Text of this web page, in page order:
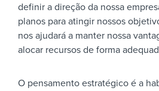
definir a direção da nossa
planos para atingir nossos
nos ajudará a manter nossa
alocar recursos de forma
O pensamento estratégico é a